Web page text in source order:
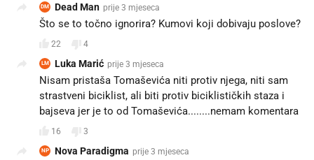
DM Dead Man prije 3 mjeseca
Što se to točno ignorira? Kumovi koji dobivaju poslove?
22 4
LM Luka Marić prije 3 mjeseca
Nisam pristaša Tomaševića niti protiv njega, niti sam
strastveni biciklist, ali biti protiv biciklističkih staza i
bajseva jer je to od Tomaševića........nemam komentara
16 3
NP Nova Paradigma prije 3 mjeseca